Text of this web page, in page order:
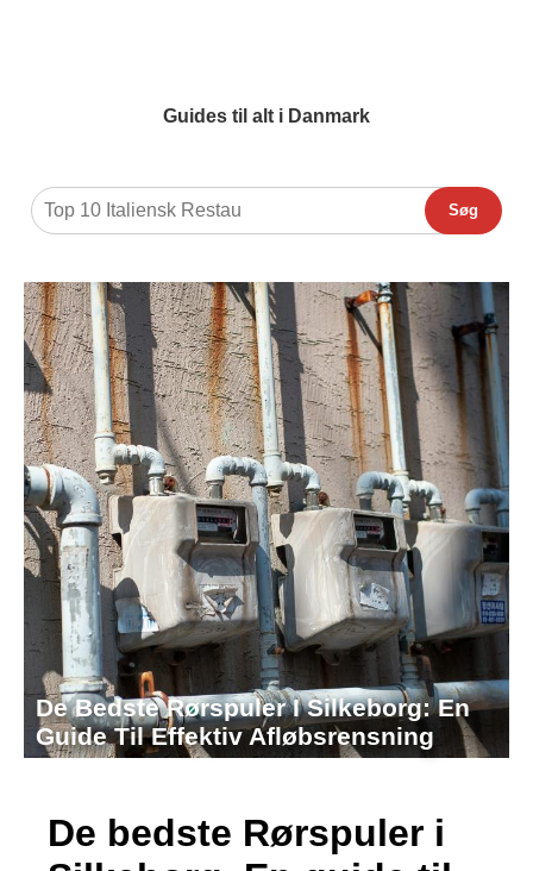
Guides til alt i Danmark
Søg
De Bedste Rørspuler I Silkeborg: En
Guide Til Effektiv Afløbsrensning
De bedste Rørspuler i